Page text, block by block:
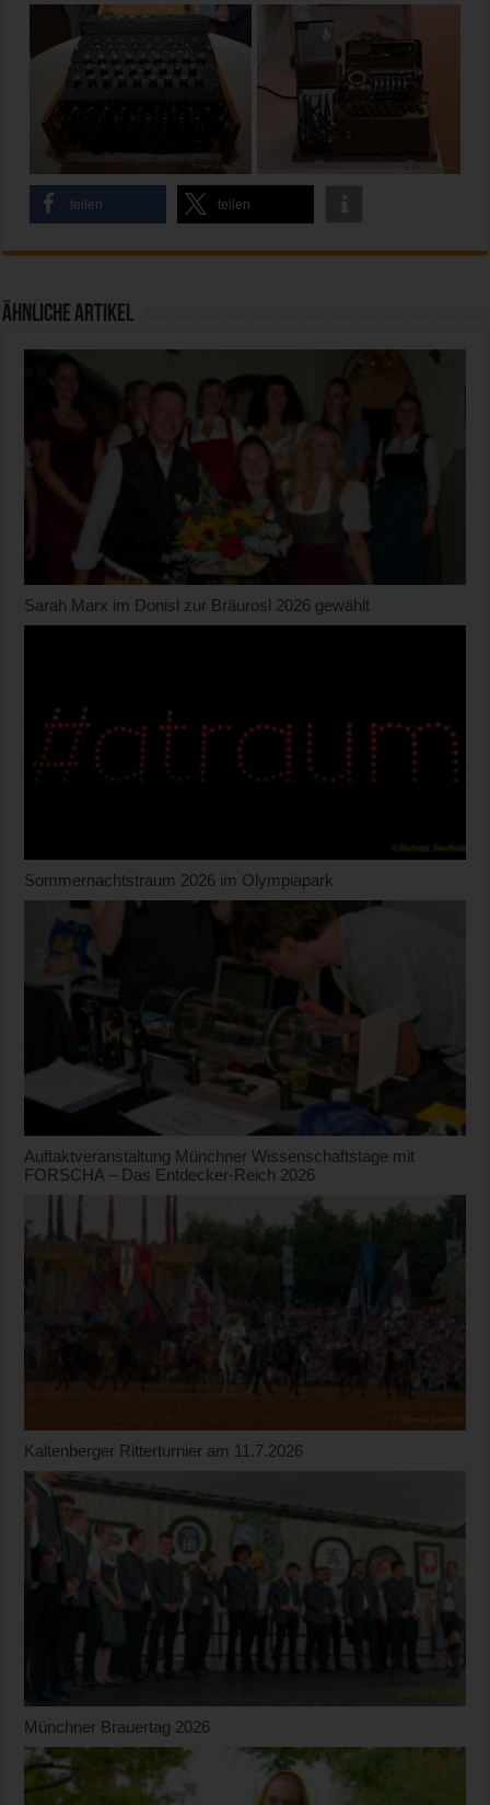
teilen teilen
Ähnliche Artikel
Sarah Marx im Donisl zur Bräurosl 2026 gewählt
Sommernachtstraum 2026 im Olympiapark
Auftaktveranstaltung Münchner Wissenschaftstage mit
FORSCHA – Das Entdecker-Reich 2026
Kaltenberger Ritterturnier am 11.7.2026
Münchner Brauertag 2026